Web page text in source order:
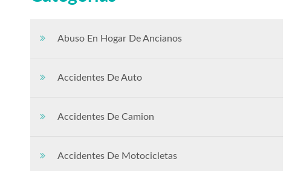
Abuso En Hogar De Ancianos
Accidentes De Auto
Accidentes De Camion
Accidentes De Motocicletas